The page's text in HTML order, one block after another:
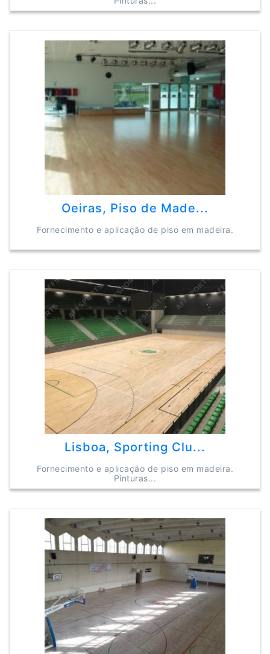
Oeiras, Piso de Made...
Fornecimento e aplicação de piso em madeira.
Lisboa, Sporting Clu...
Fornecimento e aplicação de piso em madeira.
Pinturas...